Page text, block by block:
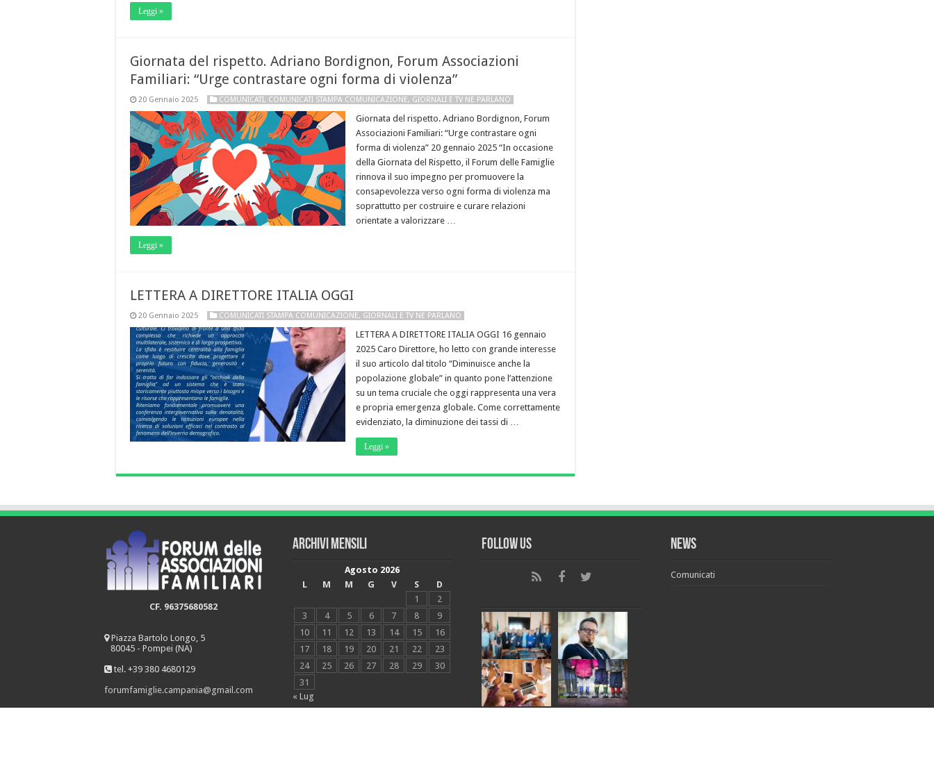
Leggi »
Giornata del rispetto. Adriano Bordignon, Forum Associazioni
Familiari: “Urge contrastare ogni forma di violenza”
20 Gennaio 2025 COMUNICATI, COMUNICATI STAMPA COMUNICAZIONE, GIORNALI E TV NE PARLANO
Giornata del rispetto. Adriano Bordignon, Forum
Associazioni Familiari: “Urge contrastare ogni
forma di violenza” 20 gennaio 2025 “In occasione
della Giornata del Rispetto, il Forum delle Famiglie
rinnova il suo impegno per promuovere la
consapevolezza verso ogni forma di violenza ma
soprattutto per costruire e curare relazioni
orientate a valorizzare …
Leggi »
LETTERA A DIRETTORE ITALIA OGGI
20 Gennaio 2025 COMUNICATI STAMPA COMUNICAZIONE, GIORNALI E TV NE PARLANO
LETTERA A DIRETTORE ITALIA OGGI 16 gennaio
2025 Caro Direttore, ho letto con grande interesse
il suo articolo dal titolo “Diminuisce anche la
popolazione globale” in quanto pone l’attenzione
su un tema cruciale che oggi rappresenta una vera
e propria emergenza globale. Come correttamente
evidenziato, la diminuzione dei tassi di …
Leggi »
CF. 96375680582
Piazza Bartolo Longo, 5
80045 - Pompei (NA)
tel. +39 380 4680129
forumfamiglie.campania@gmail.com
Archivi mensili
Agosto 2026
L
M M G V S
D
1
2
3
4 5 6 7 8
9
10
11 12 13 14 15
16
17
18 19 20 21 22
23
24
25 26 27 28 29
30
31
« Lug
Follow Us News
Comunicati